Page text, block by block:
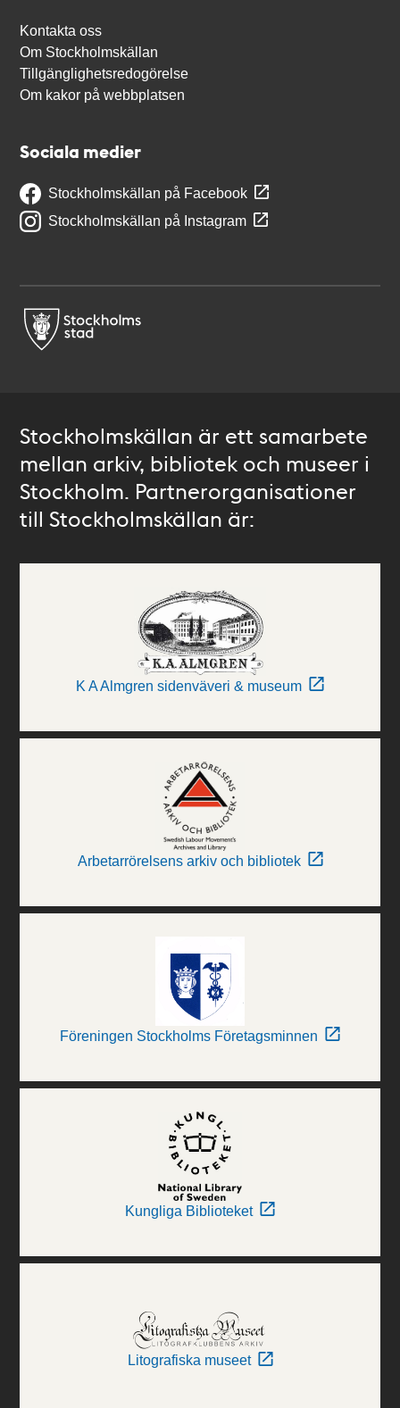
Kontakta oss
Om Stockholmskällan
Tillgänglighetsredogörelse
Om kakor på webbplatsen
Sociala medier
Stockholmskällan på Facebook
Stockholmskällan på Instagram
Stockholmskällan är ett samarbete
mellan arkiv, bibliotek och museer i
Stockholm. Partnerorganisationer
till Stockholmskällan är:
K A Almgren sidenväveri & museum
Arbetarrörelsens arkiv och bibliotek
Föreningen Stockholms Företagsminnen
Kungliga Biblioteket
Litografiska museet